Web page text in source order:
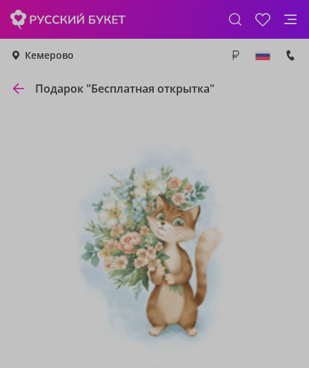
Кемерово
Подарок "Бесплатная открытка"